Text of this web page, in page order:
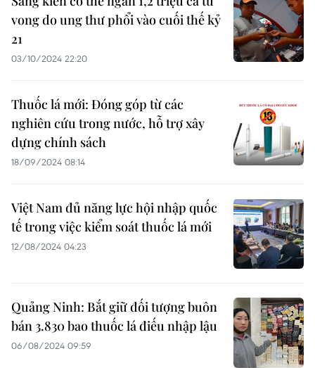
vong do ung thư phổi vào cuối thế kỷ
21
03/10/2024 22:20
Thuốc lá mới: Đóng góp từ các
nghiên cứu trong nước, hỗ trợ xây
dựng chính sách
18/09/2024 08:14
Việt Nam đủ năng lực hội nhập quốc
tế trong việc kiểm soát thuốc lá mới
12/08/2024 04:23
Quảng Ninh: Bắt giữ đối tượng buôn
bán 3.830 bao thuốc lá điếu nhập lậu
06/08/2024 09:59